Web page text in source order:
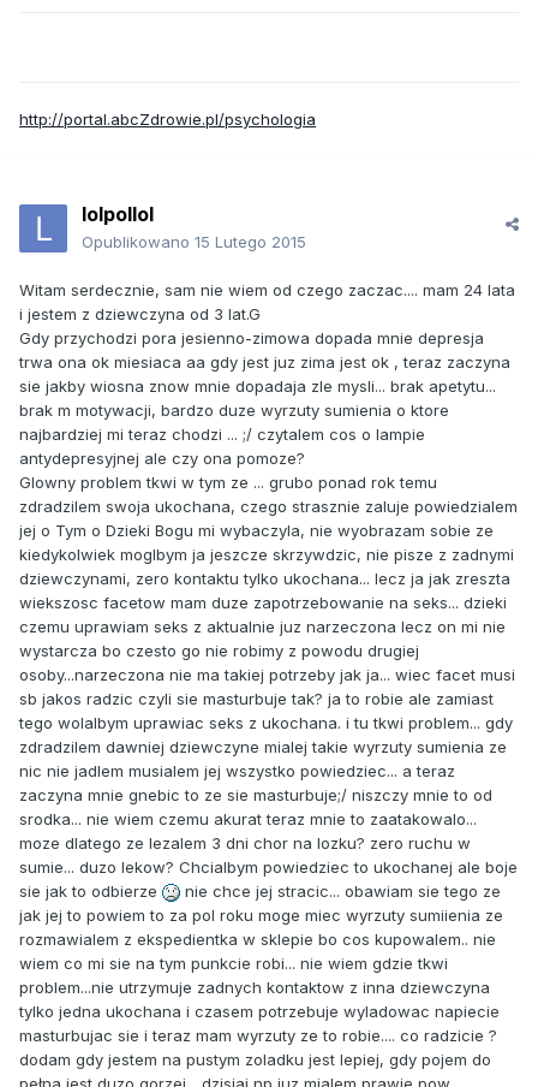
http://portal.abcZdrowie.pl/psychologia
lolpollol
Opublikowano 15 Lutego 2015
Witam serdecznie, sam nie wiem od czego zaczac.... mam 24 lata
i jestem z dziewczyna od 3 lat.G
Gdy przychodzi pora jesienno-zimowa dopada mnie depresja
trwa ona ok miesiaca aa gdy jest juz zima jest ok , teraz zaczyna
sie jakby wiosna znow mnie dopadaja zle mysli... brak apetytu...
brak m motywacji, bardzo duze wyrzuty sumienia o ktore
najbardziej mi teraz chodzi ... ;/ czytalem cos o lampie
antydepresyjnej ale czy ona pomoze?
Glowny problem tkwi w tym ze ... grubo ponad rok temu
zdradzilem swoja ukochana, czego strasznie zaluje powiedzialem
jej o Tym o Dzieki Bogu mi wybaczyla, nie wyobrazam sobie ze
kiedykolwiek moglbym ja jeszcze skrzywdzic, nie pisze z zadnymi
dziewczynami, zero kontaktu tylko ukochana... lecz ja jak zreszta
wiekszosc facetow mam duze zapotrzebowanie na seks... dzieki
czemu uprawiam seks z aktualnie juz narzeczona lecz on mi nie
wystarcza bo czesto go nie robimy z powodu drugiej
osoby...narzeczona nie ma takiej potrzeby jak ja... wiec facet musi
sb jakos radzic czyli sie masturbuje tak? ja to robie ale zamiast
tego wolalbym uprawiac seks z ukochana. i tu tkwi problem... gdy
zdradzilem dawniej dziewczyne mialej takie wyrzuty sumienia ze
nic nie jadlem musialem jej wszystko powiedziec... a teraz
zaczyna mnie gnebic to ze sie masturbuje;/ niszczy mnie to od
srodka... nie wiem czemu akurat teraz mnie to zaatakowalo...
moze dlatego ze lezalem 3 dni chor na lozku? zero ruchu w
sumie... duzo lekow? Chcialbym powiedziec to ukochanej ale boje
sie jak to odbierze
nie chce jej stracic... obawiam sie tego ze
jak jej to powiem to za pol roku moge miec wyrzuty sumiienia ze
rozmawialem z ekspedientka w sklepie bo cos kupowalem.. nie
wiem co mi sie na tym punkcie robi... nie wiem gdzie tkwi
problem...nie utrzymuje zadnych kontaktow z inna dziewczyna
tylko jedna ukochana i czasem potrzebuje wyladowac napiecie
masturbujac sie i teraz mam wyrzuty ze to robie.... co radzicie ?
dodam gdy jestem na pustym zoladku jest lepiej, gdy pojem do